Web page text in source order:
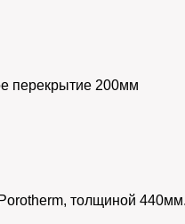
перекрытие 200мм
толщиной 440мм.